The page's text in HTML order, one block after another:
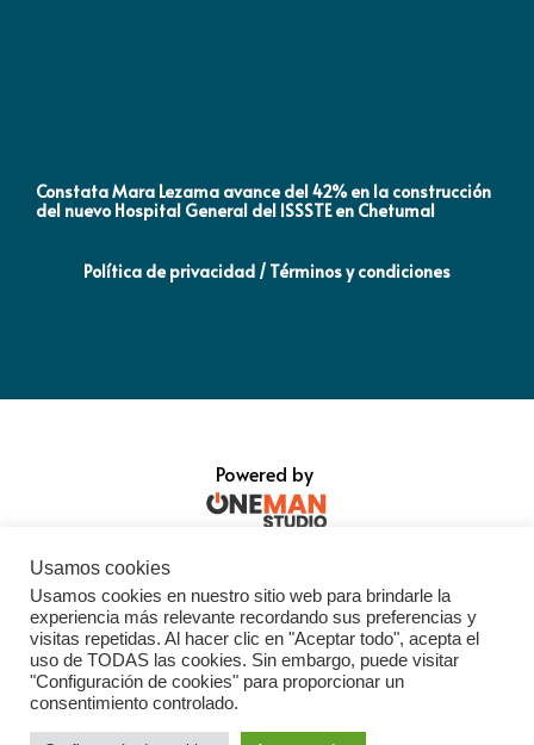
Constata Mara Lezama avance del 42% en la construcción
del nuevo Hospital General del ISSSTE en Chetumal
Política de privacidad / Términos y condiciones
Powered by
Usamos cookies
Usamos cookies en nuestro sitio web para brindarle la
experiencia más relevante recordando sus preferencias y
visitas repetidas. Al hacer clic en "Aceptar todo", acepta el
uso de TODAS las cookies. Sin embargo, puede visitar
"Configuración de cookies" para proporcionar un
consentimiento controlado.